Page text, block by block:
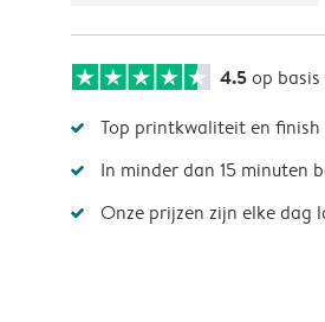
4.5op basis
Top printkwaliteit en finish
In minder dan 15 minuten
Onze prijzen zijn elke dag